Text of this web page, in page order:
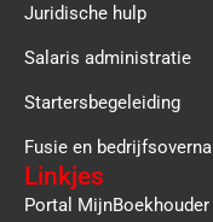
Juridische hulp
Salaris administratie
Startersbegeleiding
Fusie en
Linkjes
Portal MijnBoekhouder